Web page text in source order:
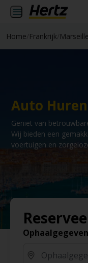
Home Frankrijk Marseille
Auto Huren
Geniet van
Wij bieden een
voertuigen en